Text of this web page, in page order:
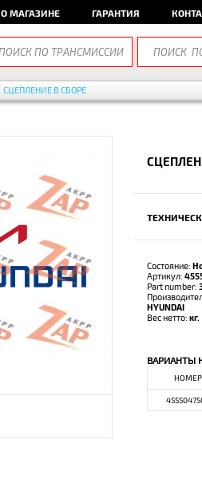
О МАГАЗИНЕ ГАРАНТИЯ
СЦЕПЛЕНИЕ В СБОРЕ
Состояние:
Артикул:
Part number:
HYUNDAI
Вес нетто: кг.
ВАРИАНТЫ
НОМЕР